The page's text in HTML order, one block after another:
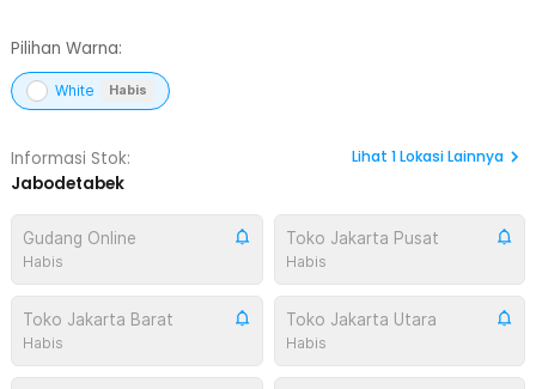
Pilihan Warna:
White Habis
Informasi Stok:
Jabodetabek
Lihat 1Lokasi Lainnya
Gudang Online
Habis
Toko Jakarta Pusat
Habis
Toko Jakarta Barat
Habis
Toko Jakarta Utara
Habis